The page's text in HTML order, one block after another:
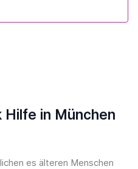
Hilfe in München
es älteren Menschen